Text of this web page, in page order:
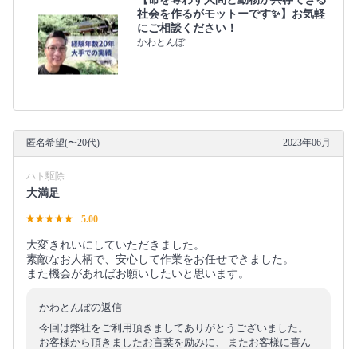
社会を作るがモットーです✨】お気軽
にご相談ください！
かわとんぼ
匿名希望(〜20代) 2023年06月
ハト駆除
大満足
5.00
大変きれいにしていただきました。
素敵なお人柄で、安心して作業をお任せできました。
また機会があればお願いしたいと思います。
かわとんぼの返信
今回は弊社をご利用頂きましてありがとうございました。
お客様から頂きましたお言葉を励みに、 またお客様に喜ん